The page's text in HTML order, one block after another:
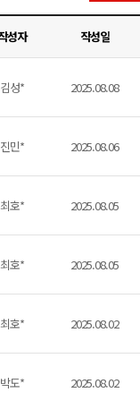
성자 작성일
김성* 2025.08.08
진민* 2025.08.06
최호* 2025.08.05
최호* 2025.08.05
최호* 2025.08.02
박도* 2025.08.02